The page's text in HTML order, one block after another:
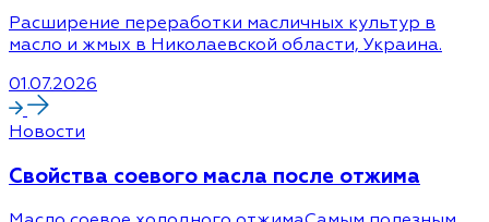
Расширение переработки масличных культур в
масло и жмых в Николаевской области, Украина.
01.07.2026
Новости
Cвойства соевого масла после отжима